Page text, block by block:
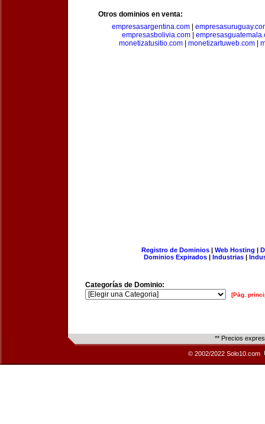
Otros dominios en venta:
empresasargentina.com|
empresasbolivia.com
monetizatusitio.com
monetizartuweb.com
Registro de Dominios| Web Hosting |
Dominios Expirados | Industrias |
Categorías de Dominio:
[Pág.
** Precios
© 2002/2022 Solo10.com